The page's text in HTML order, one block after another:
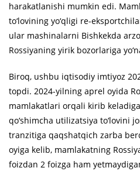
harakatlanishi mumkin edi.
to‘lovining yo‘qligi re-
ular mashinalarni Bishkekda
Rossiyaning yirik bozorlariga
Biroq, ushbu iqtisodiy imtiyoz
topdi. 2024-yilning aprel oyida
mamlakatlari orqali kirib
qo‘shimcha utilizatsiya to‘lovini
tranzitiga qaqshatqich zarba
oyiga kelib, mamlakatning
foizdan 2 foizga ham